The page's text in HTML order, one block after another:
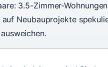
3.5-Zimmer-
auf Neubauprojekte